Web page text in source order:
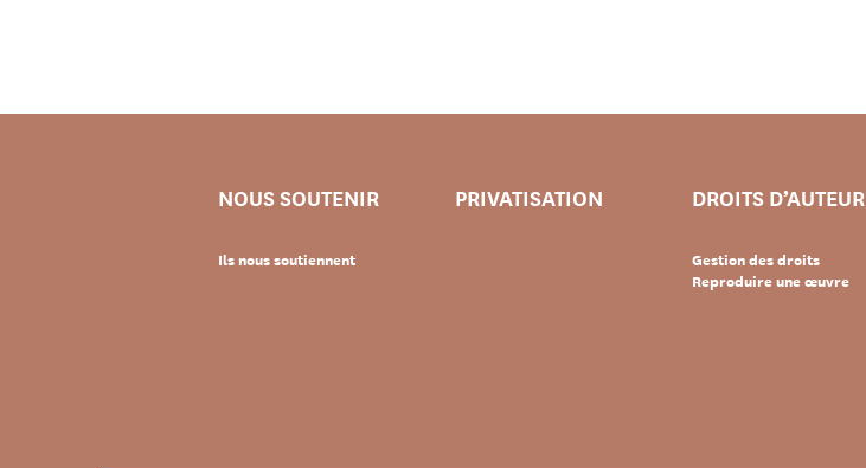
NOUS SOUTENIR
Ils nous soutiennent
PRIVATISATION DROITS D’AUTEUR
Gestion des droits
Reproduire une œuvre